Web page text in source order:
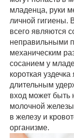
младенца, руки
личной гигиены.
всего являются
неправильными
механическим
сосанием у
короткая
длительным
вход может быть
молочной
в железу и
организме.